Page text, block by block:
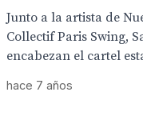
Junto a la artista de
Collectif Paris Swing,
encabezan el cartel
hace 7 años